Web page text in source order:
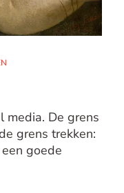
media. De grens
grens trekken:
goede